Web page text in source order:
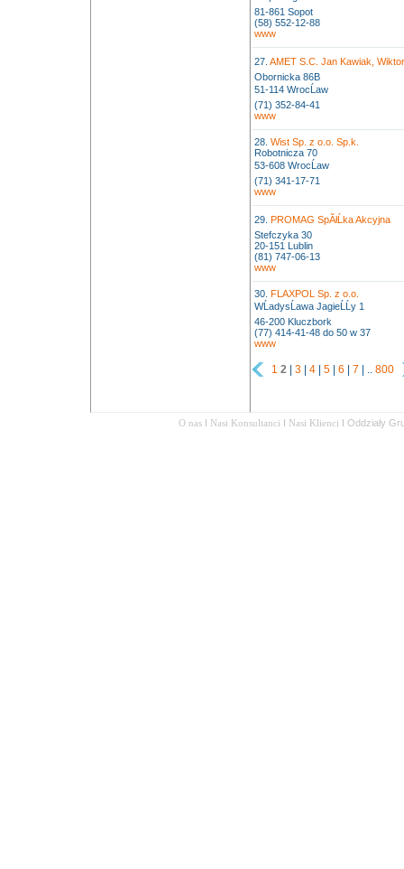
81-861 Sopot
(58) 552-12-88
www
27. AMET S.C. Jan Kawiak, Wiktor
Obornicka 86B
51-114 WrocĹaw
(71) 352-84-41
www
28. Wist Sp. z o.o. Sp.k.
Robotnicza 70
53-608 WrocĹaw
(71) 341-17-71
www
29. PROMAG SpĂłĹka Akcyjna
Stefczyka 30
20-151 Lublin
(81) 747-06-13
www
30. FLAXPOL Sp. z o.o.
WĹadysĹawa JagieĹĹy 1
46-200 Kluczbork
(77) 414-41-48 do 50 w 37
www
1 2 | 3 | 4 | 5 | 6 | 7 | .. 800
O nas I Nasi Konsultanci I Nasi Klienci I Oddziały